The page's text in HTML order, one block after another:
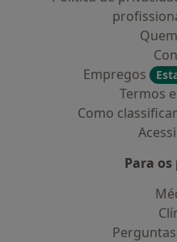
Empregos
Termos
Como
Para